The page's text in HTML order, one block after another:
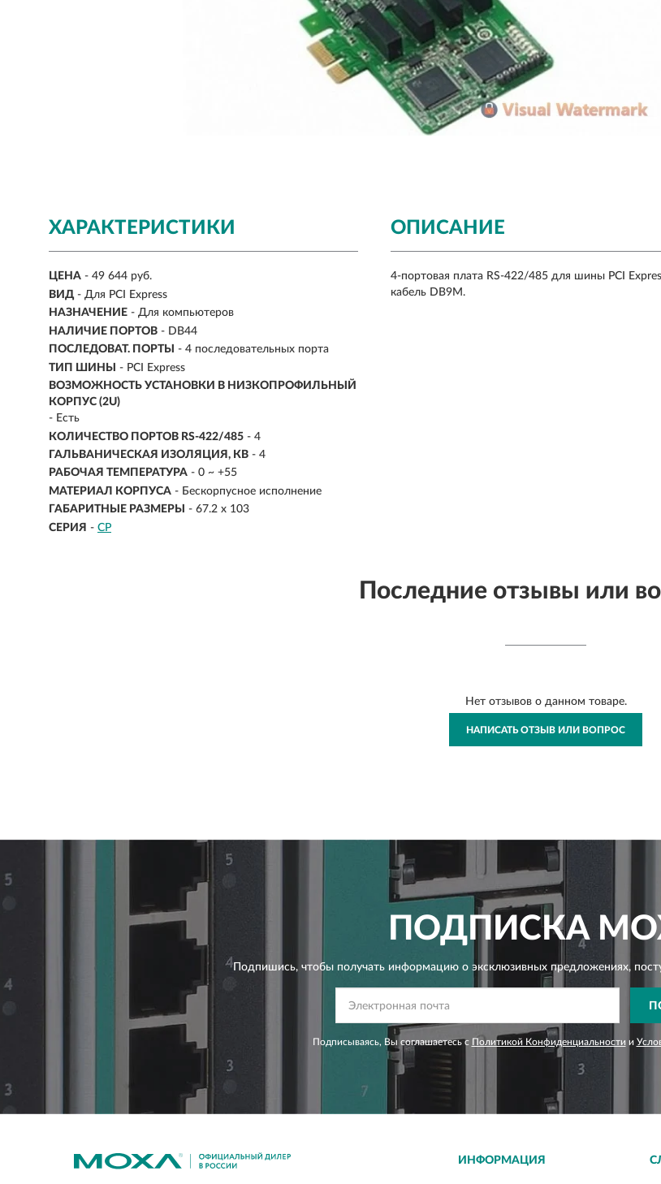
ХАРАКТЕРИСТИКИ
ЦЕНА - 49 644 руб.
ВИД - Для PCI Express
НАЗНАЧЕНИЕ - Для компьютеров
НАЛИЧИЕ ПОРТОВ - DB44
ПОСЛЕДОВАТ. ПОРТЫ
- 4 последовательных порта
ТИП ШИНЫ
- PCI Express
ВОЗМОЖНОСТЬ УСТАНОВКИ В НИЗКОПРОФИЛЬНЫЙ
КОРПУС (2U)
- Есть
КОЛИЧЕСТВО ПОРТОВ RS-422/485 - 4
ГАЛЬВАНИЧЕСКАЯ ИЗОЛЯЦИЯ, КВ - 4
РАБОЧАЯ ТЕМПЕРАТУРА - 0 ~ +55
МАТЕРИАЛ КОРПУСА - Бескорпусное исполнение
ГАБАРИТНЫЕ РАЗМЕРЫ
- 67.2 x 103
СЕРИЯ - CP
ОПИСАНИЕ
4-портовая плата RS-422/485 для шины PCI
кабель DB9M.
Последние отзывы или
Нет отзывов о данном товаре.
НАПИСАТЬ ОТЗЫВ ИЛИ ВОПРОС
ПОДПИСКА
Подпишись, чтобы получать информацию о эксклюзивных предложениях,
Подписываясь, Вы соглашаетесь с Политикой Конфиденциальности и
ИНФОРМАЦИЯ